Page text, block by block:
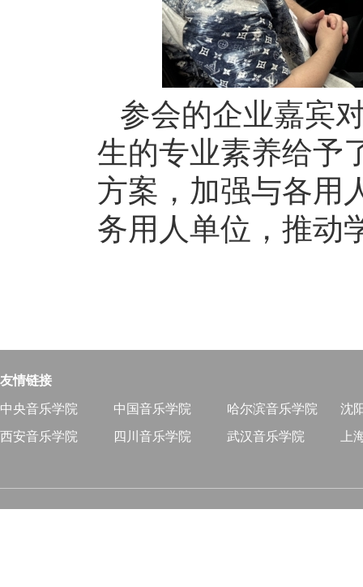
参会的企业嘉宾
生的专业素养给予
方案，加强与各用
务用人单位，推动
友情链接
中央音乐学院 中国音乐学院 哈尔滨音乐学院
沈
西安音乐学院
四川音乐学院 武汉音乐学院 上